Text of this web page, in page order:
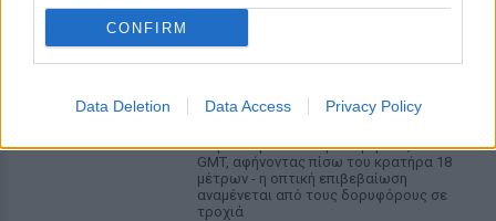
CONFIRM
Data Deletion Data Access Privacy Policy
Σελήνη: Τι κρύβει η «σιγή
ιχθύος» από NASA και SpaceX;
ΧΤΕΣ
9 προσέκρουσε στη Σελήνη στις 6:35
GMT, αφήνοντας πίσω του κρατήρα 18
μέτρων - η οπτική επιβεβαίωση
αναμένεται από τους δορυφόρους σε
τροχιά